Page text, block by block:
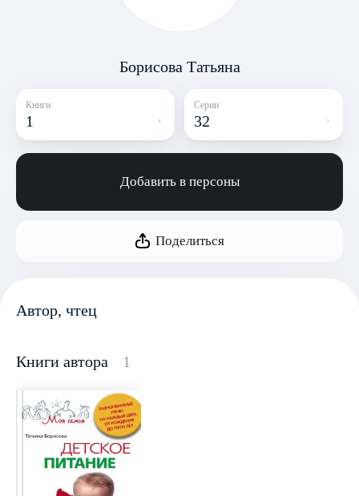
Борисова Татьяна
Книги
1
Серии
32
Добавить в персоны
Поделиться
Автор, чтец
Книги автора 1